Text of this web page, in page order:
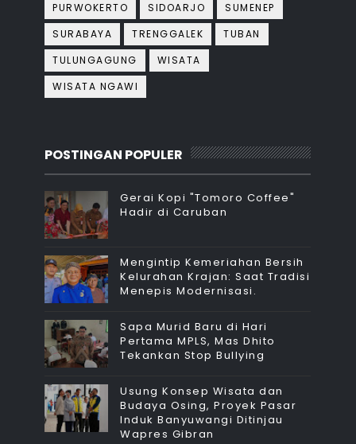
PURWOKERTO
SIDOARJO
SUMENEP
SURABAYA
TRENGGALEK
TUBAN
TULUNGAGUNG
WISATA
WISATA NGAWI
POSTINGAN POPULER
Gerai Kopi "Tomoro Coffee"
Hadir di Caruban
Mengintip Kemeriahan Bersih
Kelurahan Krajan: Saat Tradisi
Menepis Modernisasi.
Sapa Murid Baru di Hari
Pertama MPLS, Mas Dhito
Tekankan Stop Bullying
Usung Konsep Wisata dan
Budaya Osing, Proyek Pasar
Induk Banyuwangi Ditinjau
Wapres Gibran